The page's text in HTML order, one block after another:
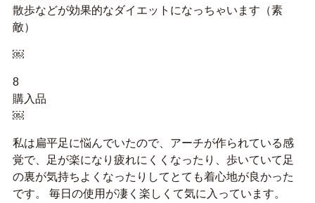
散歩などが効果的なダイエットになっちゃいます（素
敵）
￼
8
購入品
￼
私は扁平足に悩んでいたので、アーチが作られている感
覚で、足が楽になり疲れにくくなったり、歩いていて足
の裏が気持ちよくなったりしてとても着心地が良かった
です。 毎日の使用が凄く楽しくて気に入っています。